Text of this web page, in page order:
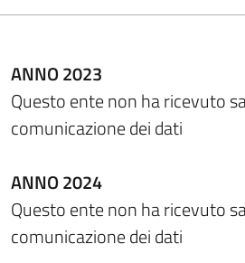
ANNO 2023
Questo ente non ha ricevuto
comunicazione dei dati
ANNO 2024
Questo ente non ha ricevuto
comunicazione dei dati